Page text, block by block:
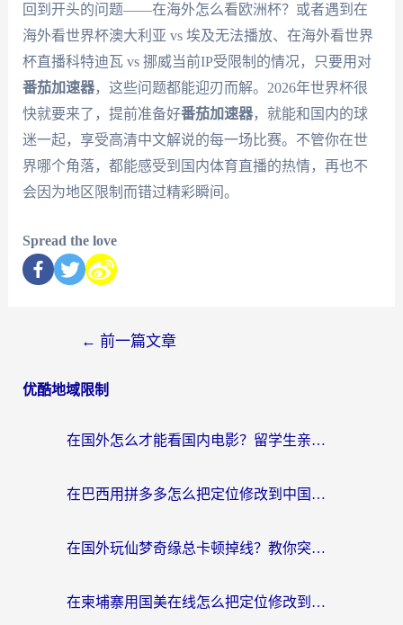
回到开头的问题——在海外怎么看欧洲杯？或者遇到在
海外看世界杯澳大利亚 vs 埃及无法播放、在海外看世界
杯直播科特迪瓦 vs 挪威当前IP受限制的情况，只要用对
番茄加速器，这些问题都能迎刃而解。2026年世界杯很
快就要来了，提前准备好番茄加速器，就能和国内的球
迷一起，享受高清中文解说的每一场比赛。不管你在世
界哪个角落，都能感受到国内体育直播的热情，再也不
会因为地区限制而错过精彩瞬间。
Spread the love
← 前一篇文章
优酷地域限制
在国外怎么才能看国内电影？留学生亲测有效的地域限制突破指南
在巴西用拼多多怎么把定位修改到中国国内？3步解决海外党痛点，附芒果TV伊对可用攻略
在国外玩仙梦奇缘总卡顿掉线？教你突破限制+搞定追剧查诉讼的实用攻略
在柬埔寨用国美在线怎么把定位修改到中国国内？3个海外生活痛点一次解决